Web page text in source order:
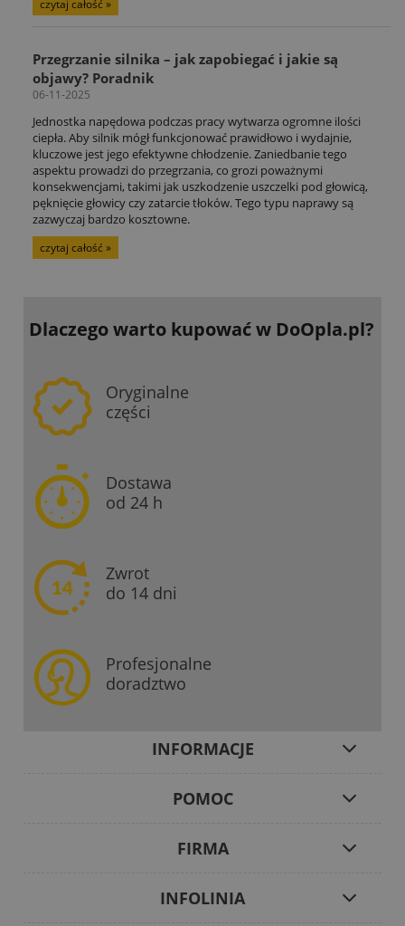
czytaj całość »
Przegrzanie silnika – jak zapobiegać i jakie są
objawy? Poradnik
06-11-2025
Jednostka napędowa podczas pracy wytwarza ogromne ilości
ciepła. Aby silnik mógł funkcjonować prawidłowo i wydajnie,
kluczowe jest jego efektywne chłodzenie. Zaniedbanie tego
aspektu prowadzi do przegrzania, co grozi poważnymi
konsekwencjami, takimi jak uszkodzenie uszczelki pod głowicą,
pęknięcie głowicy czy zatarcie tłoków. Tego typu naprawy są
zazwyczaj bardzo kosztowne.
czytaj całość »
Dlaczego warto kupowaćw DoOpla.pl?
Oryginalne
części
Dostawa
od 24 h
Zwrot
do 14 dni
Profesjonalne
doradztwo
INFORMACJE
POMOC
FIRMA
INFOLINIA